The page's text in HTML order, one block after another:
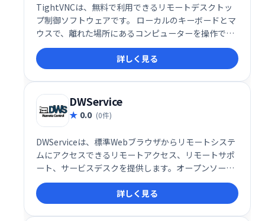
TightVNCは、無料で利用できるリモートデスクトッ
プ制御ソフトウェアです。 ローカルのキーボードとマ
ウスで、離れた場所にあるコンピューターを操作でき
ます。まるで目の前にあるかのように、リモートコン
ピューターのデスクトップを制御し、作業効率を向上
させましょう。
詳しく見る
DWService
0.0 (0件)
DWServiceは、標準Webブラウザからリモートシステ
ムにアクセスできるリモートアクセス、リモートサポ
ート、サービスデスクを提供します。オープンソース
のクライアントを採用し、手軽にリモート作業を実
現。システム管理やサポート業務の効率化に貢献しま
す。
詳しく見る